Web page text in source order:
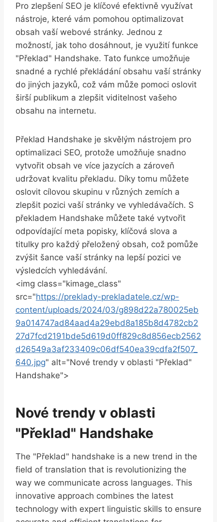
Pro zlepšení SEO je klíčové efektivně využívat
nástroje, které vám pomohou optimalizovat
obsah vaší webové stránky. Jednou z
možností, jak toho dosáhnout, je využití funkce
"Překlad" Handshake. Tato funkce umožňuje
snadné a rychlé překládání obsahu vaší stránky
do jiných jazyků, což vám může pomoci oslovit
širší publikum a zlepšit viditelnost vašeho
obsahu na internetu.
Překlad Handshake je skvělým nástrojem pro
optimalizaci SEO, protože umožňuje snadno
vytvořit obsah ve více jazycích a zároveň
udržovat kvalitu překladu. Díky tomu můžete
oslovit cílovou skupinu v různých zemích a
zlepšit pozici vaší stránky ve vyhledávačích. S
překladem Handshake můžete také vytvořit
odpovídající meta popisky, klíčová slova a
titulky pro každý přeložený obsah, což pomůže
zvýšit šance vaší stránky na lepší pozici ve
výsledcích vyhledávání.
<img class="kimage_class"
src="https://preklady-prekladatele.cz/wp-
content/uploads/2024/03/g898d22a780025eb
9a014747ad84aad4a29ebd8a185b8d4782cb2
27d7fcd2191bde5d619d0ff829c8d856ecb2562
d26549a3af233409c06df540ea39cdfa2f507_
640.jpg" alt="Nové trendy v oblasti "Překlad"
Handshake">
Nové trendy v oblasti
"Překlad" Handshake
The "Překlad" handshake is a new trend in the
field of translation that is revolutionizing the
way we communicate across languages. This
innovative approach combines the latest
technology with expert linguistic skills to ensure